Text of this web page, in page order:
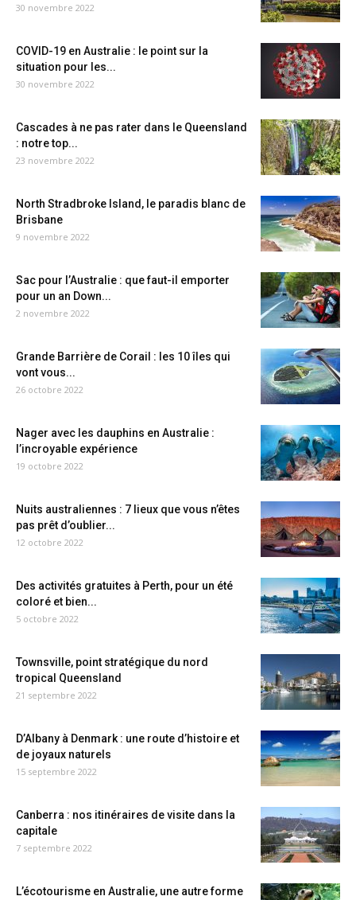
30 novembre 2022
COVID-19 en Australie : le point sur la
situation pour les...
30 novembre 2022
Cascades à ne pas rater dans le Queensland
: notre top...
23 novembre 2022
North Stradbroke Island, le paradis blanc de
Brisbane
9 novembre 2022
Sac pour l’Australie : que faut-il emporter
pour un an Down...
2 novembre 2022
Grande Barrière de Corail : les 10 îles qui
vont vous...
26 octobre 2022
Nager avec les dauphins en Australie :
l’incroyable expérience
19 octobre 2022
Nuits australiennes : 7 lieux que vous n’êtes
pas prêt d’oublier...
12 octobre 2022
Des activités gratuites à Perth, pour un été
coloré et bien...
5 octobre 2022
Townsville, point stratégique du nord
tropical Queensland
21 septembre 2022
D’Albany à Denmark : une route d’histoire et
de joyaux naturels
15 septembre 2022
Canberra : nos itinéraires de visite dans la
capitale
7 septembre 2022
L’écotourisme en Australie, une autre forme